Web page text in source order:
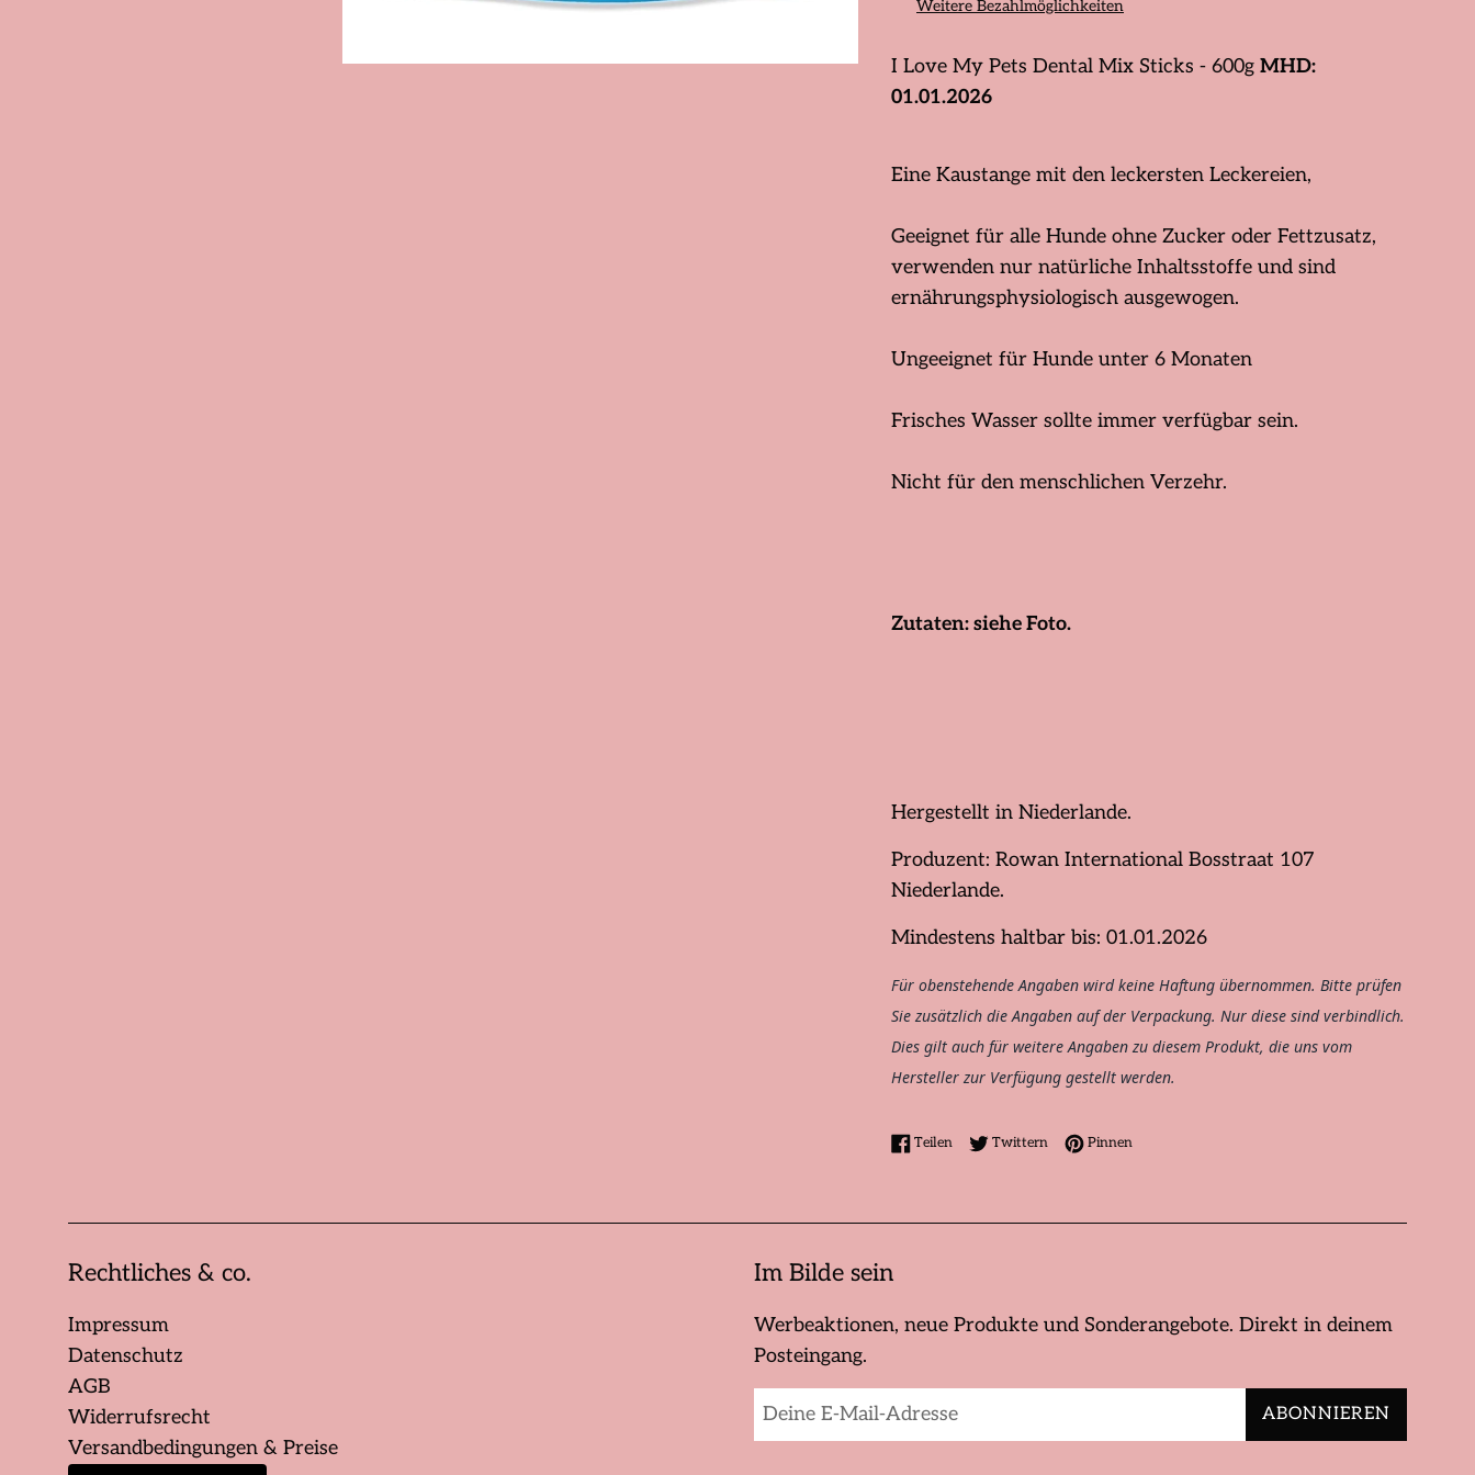
Weitere Bezahlmöglichkeiten
I Love My Pets Dental Mix Sticks - 600g MHD:
01.01.2026
Eine Kaustange mit den leckersten Leckereien,
Geeignet für alle Hunde ohne Zucker oder Fettzusatz,
verwenden nur natürliche Inhaltsstoffe und sind
ernährungsphysiologisch ausgewogen.
Ungeeignet für Hunde unter 6 Monaten
Frisches Wasser sollte immer verfügbar sein.
Nicht für den menschlichen Verzehr.
Zutaten: siehe Foto.
Hergestellt in Niederlande.
Produzent: Rowan International Bosstraat 107
Niederlande.
Mindestens haltbar bis: 01.01.2026
Für obenstehende Angaben wird keine Haftung übernommen. Bitte prüfen
Sie zusätzlich die Angaben auf der Verpackung. Nur diese sind verbindlich.
Dies gilt auch für weitere Angaben zu diesem Produkt, die uns vom
Hersteller zur Verfügung gestellt werden.
TeilenAuf Facebook teilen
TwitternAuf Twitter twittern
PinnenAuf Pinterest pinnen
Rechtliches & co.
Impressum
Datenschutz
AGB
Widerrufsrecht
Versandbedingungen & Preise
Im Bilde sein
Werbeaktionen, neue Produkte und Sonderangebote. Direkt in deinem
Posteingang.
ABONNIEREN